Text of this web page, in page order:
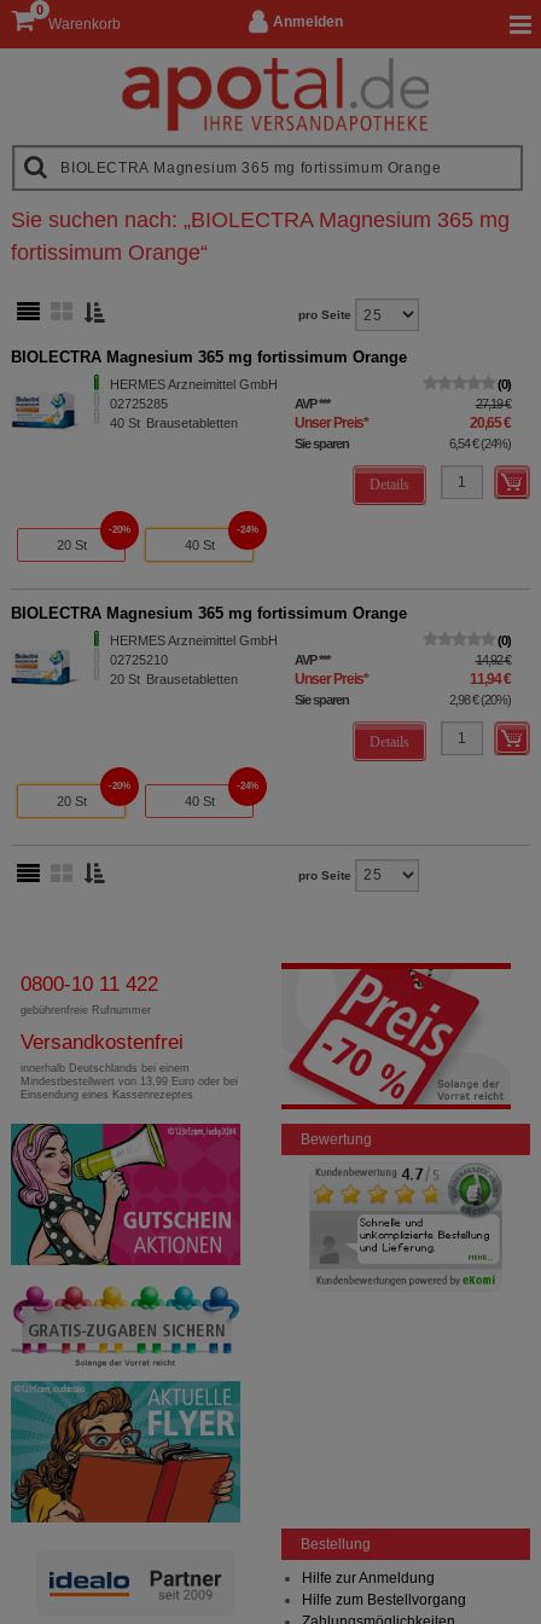
Anmelden
Warenkorb
0
Sie suchen nach: „BIOLECTRA Magnesium 365 mg
fortissimum Orange“
pro Seite
BIOLECTRA Magnesium 365 mg fortissimum Orange
HERMES Arzneimittel GmbH
02725285
40 St Brausetabletten
0
AVP*** 27,19 €
Unser Preis* 20,65 €
Sie sparen 6,54 €(24%)
Details
20 St
20%
40 St
24%
BIOLECTRA Magnesium 365 mg fortissimum Orange
HERMES Arzneimittel GmbH
02725210
20 St Brausetabletten
0
AVP*** 14,92 €
Unser Preis* 11,94 €
Sie sparen 2,98 €(20%)
Details
20 St
20%
40 St
24%
pro Seite
0800-10 11 422
gebührenfreie Rufnummer
Versandkostenfrei
innerhalb Deutschlands bei einem
Mindestbestellwert von 13,99 Euro oder bei
Einsendung eines Kassenrezeptes
Bewertung
Bestellung
Hilfe zur Anmeldung
Hilfe zum Bestellvorgang